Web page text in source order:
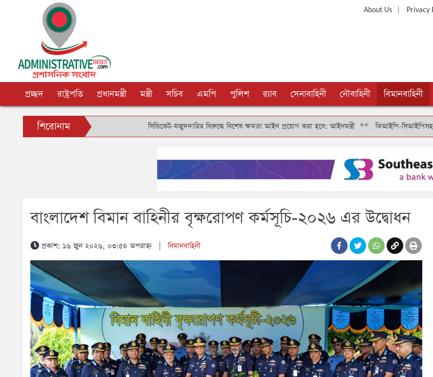
About Us| Privacy
প্রচ্ছদ রাষ্ট্রপতি প্রধানমন্ত্রী মন্ত্রী সচিব এমপি পুলিশ র‍্যাব সেনাবাহিনী নৌবাহিনী বিমানবাহিনী
শিরোনাম সিন্ডিকেট-মজুদদারির বিরুদ্ধে বিশেষ ক্ষমতা আইন প্রয়োগ করা হবে: আইনমন্ত্রী**ভিআইপি-সিআইপিসহ সবার জন্য
বাংলাদেশ বিমান বাহিনীর বৃক্ষরোপণ কর্মসূচি-২০২৬ এর উদ্বোধন
প্রকাশ: ১৬ জুন ২০২৬, ০৩:৫৪ অপরাহ্ন|বিমানবাহিনী